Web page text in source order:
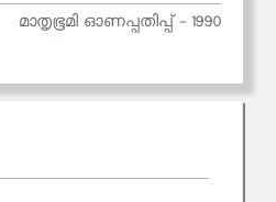
മാതൃഭൂമി ഓണപ്പതിപ്പ് - 1990